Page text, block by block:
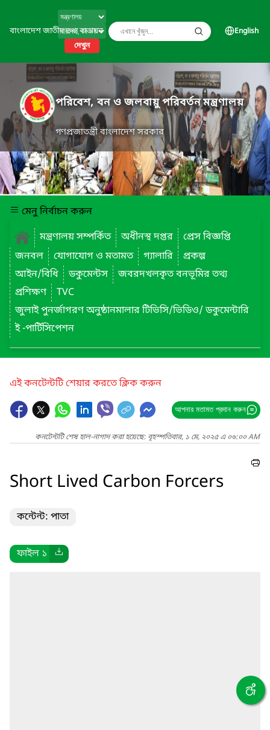
বাংলাদেশ জাতীয় তথ্য বাতায়ন
দেখুন
English
পরিবেশ, বন ও জলবায়ু পরিবর্তন মন্ত্রণালয়
গণপ্রজাতন্ত্রী বাংলাদেশ সরকার
মেনু নির্বাচন করুন
মন্ত্রণালয় সম্পর্কিত
অধীনস্থ দপ্তর
প্রেস বিজ্ঞপ্তি
জনবল
যোগাযোগ ও মতামত গ্যালারি
প্রকল্প
আইন/বিধি
ডকুমেন্টস
জবরদখলকৃত বনভূমির তথ্য
প্রশিক্ষণ
TVC
জুলাই পুনর্জাগরণ অনুষ্ঠানমালার টিভিসি/ভিডিও/ ডকুমেন্টারি
ই -পার্টিসিপেশন
এই কনটেন্টটি শেয়ার করতে ক্লিক করুন
আপনার মতামত প্রদান করুন
কনটেন্টটি শেষ হাল-নাগাদ করা হয়েছে: বৃহস্পতিবার, ১ মে, ২০২৫ এ ০৬:০০ AM
Short Lived Carbon Forcers
কন্টেন্ট: পাতা
ফাইল ১